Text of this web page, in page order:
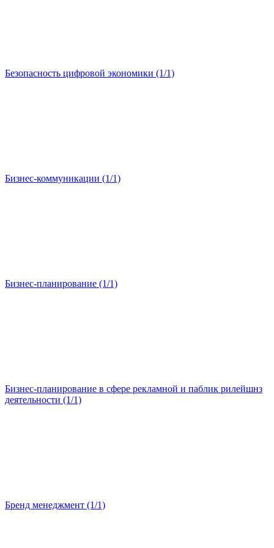
Безопасность цифровой экономики (1/1)
Бизнес-коммуникации (1/1)
Бизнес-планирование (1/1)
Бизнес-планирование в сфере рекламной и паблик рилейшнз
деятельности (1/1)
Бренд менеджмент (1/1)